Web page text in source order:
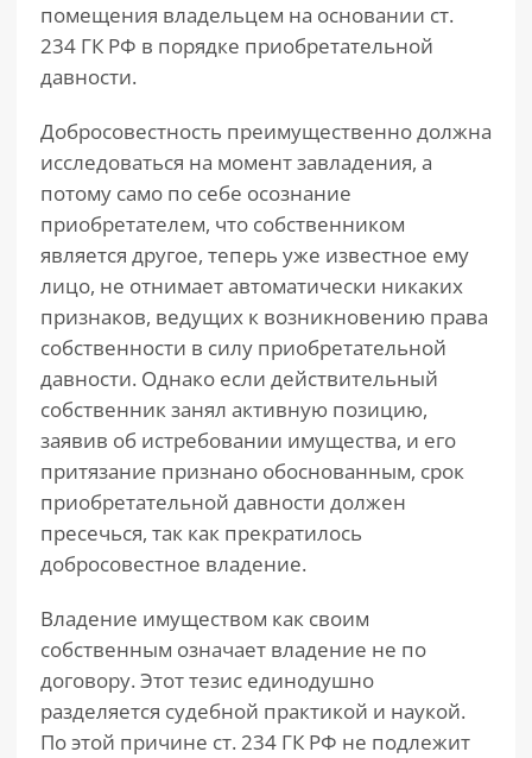
помещения владельцем на основании ст.
234 ГК РФ в порядке приобретательной
давности.
Добросовестность преимущественно должна
исследоваться на момент завладения, а
потому само по себе осознание
приобретателем, что собственником
является другое, теперь уже известное ему
лицо, не отнимает автоматически никаких
признаков, ведущих к возникновению права
собственности в силу приобретательной
давности. Однако если действительный
собственник занял активную позицию,
заявив об истребовании имущества, и его
притязание признано обоснованным, срок
приобретательной давности должен
пресечься, так как прекратилось
добросовестное владение.
Владение имуществом как своим
собственным означает владение не по
договору. Этот тезис единодушно
разделяется судебной практикой и наукой.
По этой причине ст. 234 ГК РФ не подлежит